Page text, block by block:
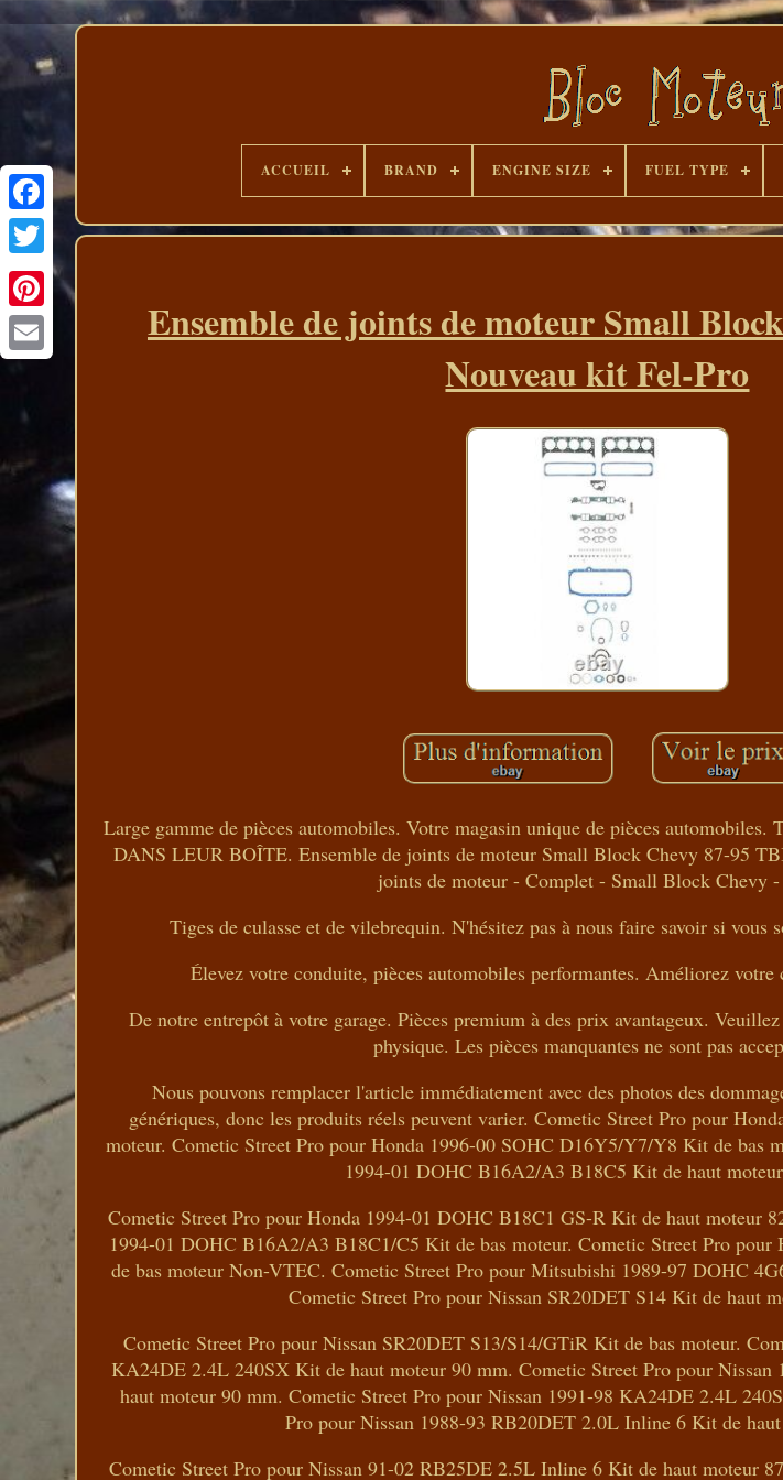
ACCUEIL BRAND ENGINE SIZE FUEL TYPE
Ensemble de joints de moteur Small
Nouveau kit Fel-Pro
Large gamme de pièces automobiles. Votre magasin unique de pièces
DANS LEUR BOÎTE. Ensemble de joints de moteur Small Block Chevy 87-95
joints de moteur - Complet - Small Block Chevy
Tiges de culasse et de vilebrequin. N'hésitez pas à nous faire savoir si vous
Élevez votre conduite, pièces automobiles performantes. Améliorez votre
De notre entrepôt à votre garage. Pièces premium à des prix avantageux.
physique. Les pièces manquantes ne sont pas
Nous pouvons remplacer l'article immédiatement avec des photos des
génériques, donc les produits réels peuvent varier. Cometic Street Pro pour
moteur. Cometic Street Pro pour Honda 1996-00 SOHC D16Y5/Y7/Y8 Kit de bas
1994-01 DOHC B16A2/A3 B18C5 Kit de haut
Cometic Street Pro pour Honda 1994-01 DOHC B18C1 GS-R Kit de haut moteur
1994-01 DOHC B16A2/A3 B18C1/C5 Kit de bas moteur. Cometic Street Pro
de bas moteur Non-VTEC. Cometic Street Pro pour Mitsubishi 1989-97 DOHC
Cometic Street Pro pour Nissan SR20DET S14 Kit de haut
Cometic Street Pro pour Nissan SR20DET S13/S14/GTiR Kit de bas moteur.
KA24DE 2.4L 240SX Kit de haut moteur 90 mm. Cometic Street Pro pour
haut moteur 90 mm. Cometic Street Pro pour Nissan 1991-98 KA24DE 2.4L
Pro pour Nissan 1988-93 RB20DET 2.0L Inline 6 Kit de
Cometic Street Pro pour Nissan 91-02 RB25DE 2.5L Inline 6 Kit de haut moteur